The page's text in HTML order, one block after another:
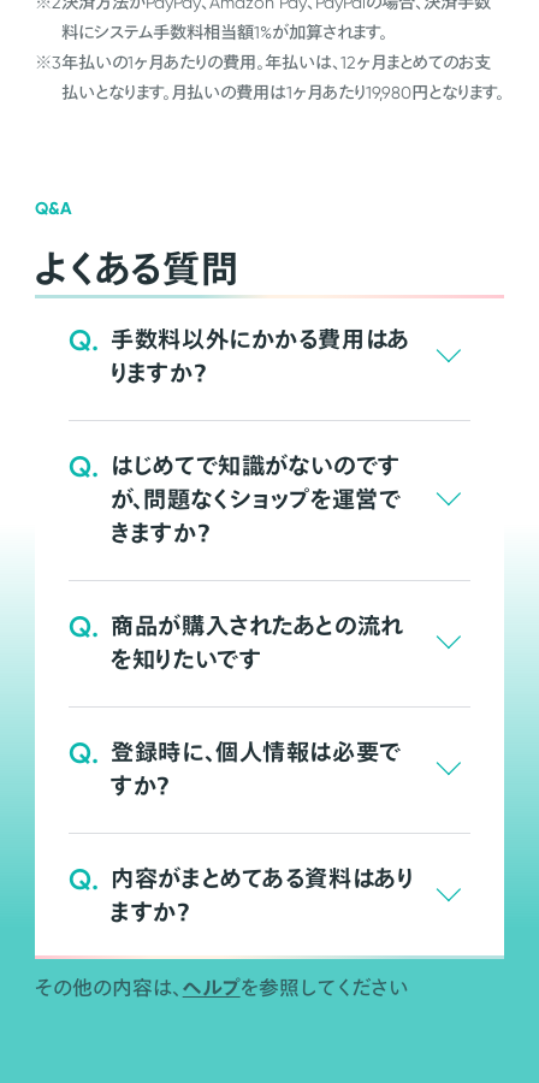
料にシステム手数料相当額1%が加算されます。
※3年払いの1ヶ月あたりの費用。年払いは、12ヶ月まとめてのお支
払いとなります。月払いの費用は1ヶ月あたり19,980円となります。
Q&A
よくある質問
Q. 手数料以外にかかる費用はあ
りますか？
Q. はじめてで知識がないのです
が、問題なくショップを運営で
きますか？
Q. 商品が購入されたあとの流れ
を知りたいです
Q. 登録時に、個人情報は必要で
すか？
Q. 内容がまとめてある資料はあり
ますか？
その他の内容は、 ヘルプを参照してください